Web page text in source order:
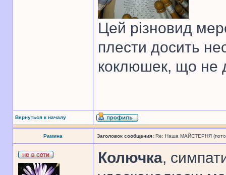
Цей різновид
плести досить
коклюшек, що не
Вернуться к началу
Рамина Заголовок сообщения: Re: Наша МАЙСТЕРНЯ
Колючка,